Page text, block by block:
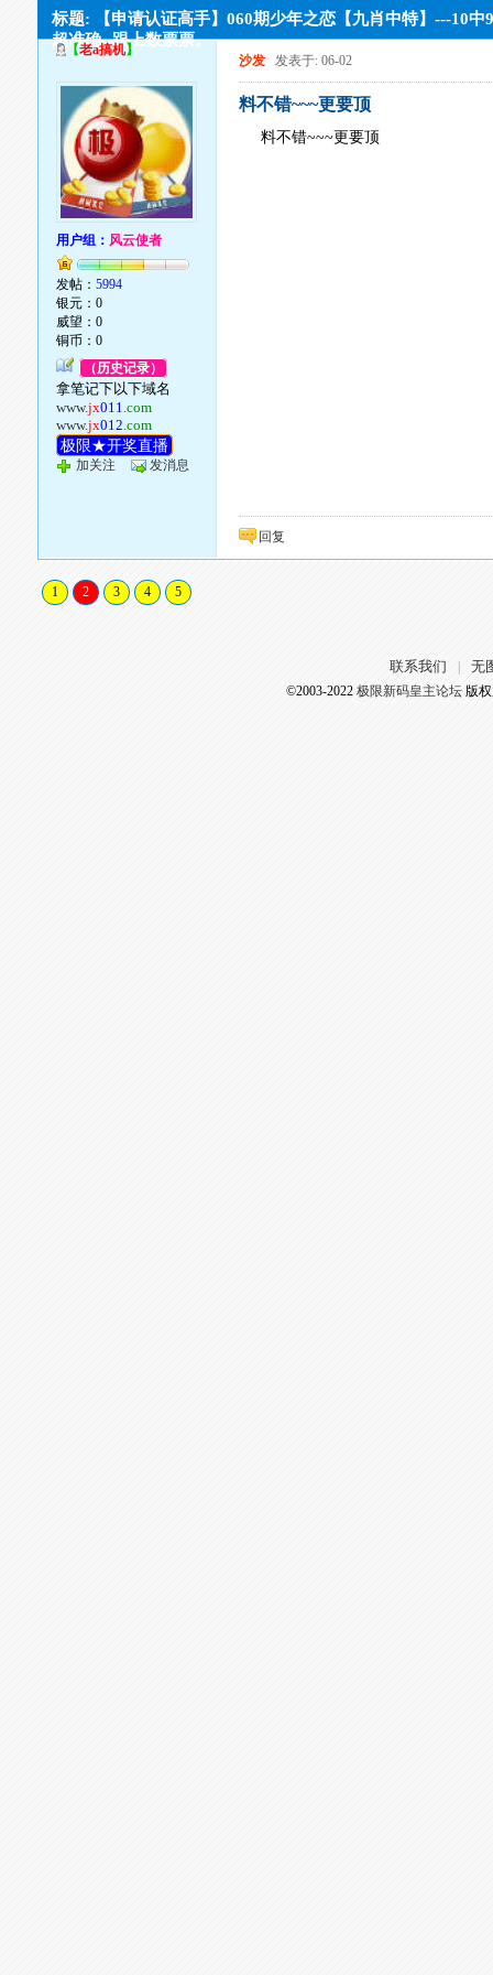
标题: 【申请认证高手】060期少年之恋【九肖中特】---10中
超准确--跟上数票票。
【老a搞机】
用户组： 风云使者
发帖：5994
银元：0
威望：0
铜币：0
（历史记录）
拿笔记下以下域名
www.jx011.com
www.jx012.com
极限★开奖直播
加关注 发消息
沙发 发表于: 06-02
料不错~~~更要顶
料不错~~~更要顶
回复
1 2 3 4 5
联系我们 无
©2003-2022 极限新码皇主论坛版权